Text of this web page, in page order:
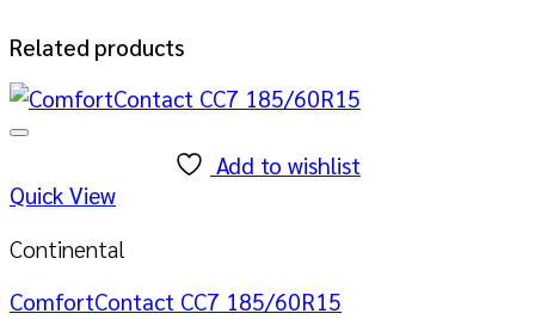
Related products
Add to wishlist
Quick View
Continental
ComfortContact CC7 185/60R15